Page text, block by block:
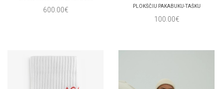
600.00€
PLOKŠČIU PAKABUKU-TAŠKU
100.00€